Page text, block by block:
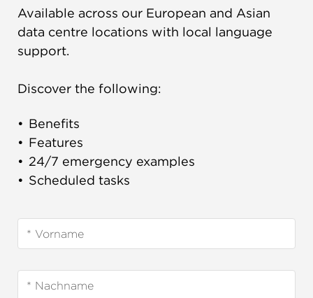
Available across our European and Asian
data centre locations with local language
support.
Discover the following:
Benefits
Features
24/7 emergency examples
Scheduled tasks